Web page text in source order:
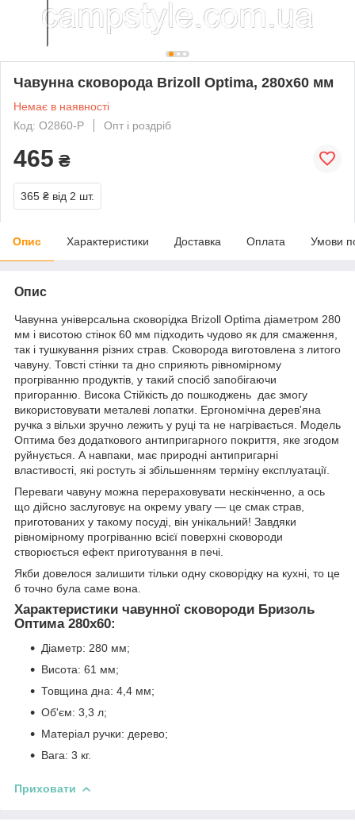
Чавунна сковорода Brizoll Optima, 280х60 мм
Немає в наявності
Код: O2860-P
Опт і роздріб
465 ₴
365 ₴ від 2 шт.
Опис Характеристики Доставка Оплата Умови
Опис
Чавунна універсальна сковорідка Brizoll Optima діаметром 280
мм і висотою стінок 60 мм підходить чудово як для смаження,
так і тушкування різних страв. Сковорода виготовлена з литого
чавуну. Товсті стінки та дно сприяють рівномірному
прогріванню продуктів, у такий спосіб запобігаючи
пригоранню. Висока Стійкість до пошкоджень дає змогу
використовувати металеві лопатки. Ергономічна дерев'яна
ручка з вільхи зручно лежить у руці та не нагрівається. Модель
Оптима без додаткового антипригарного покриття, яке згодом
руйнується. А навпаки, має природні антипригарні
властивості, які ростуть зі збільшенням терміну експлуатації.
Переваги чавуну можна перераховувати нескінченно, а ось
що дійсно заслуговує на окрему увагу — це смак страв,
приготованих у такому посуді, він унікальний! Завдяки
рівномірному прогріванню всієї поверхні сковороди
створюється ефект приготування в печі.
Якби довелося залишити тільки одну сковорідку на кухні, то це
б точно була саме вона.
Характеристики чавунної сковороди Бризоль
Оптима 280х60:
Діаметр: 280 мм;
Висота: 61 мм;
Товщина дна: 4,4 мм;
Об'єм: 3,3 л;
Матеріал ручки: дерево;
Вага: 3 кг.
Приховати